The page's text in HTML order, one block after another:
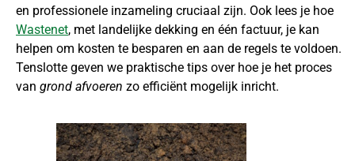
en professionele inzameling cruciaal zijn. Ook lees je hoe
Wastenet, met landelijke dekking en één factuur, je kan
helpen om kosten te besparen en aan de regels te voldoen.
Tenslotte geven we praktische tips over hoe je het proces
van grond afvoeren zo efficiënt mogelijk inricht.